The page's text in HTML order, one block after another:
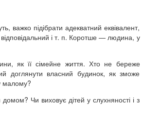
важко підібрати адекватний еквівалент,
і т. п. Коротше — людина, у
як її сімейне життя. Хто не береже
доглянути власний будинок, як зможе
малому?
Чи виховує дітей у слухняності і з